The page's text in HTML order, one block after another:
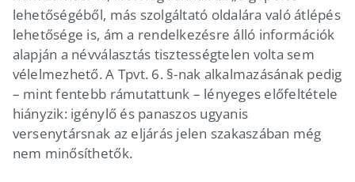
lehetőségéből, más szolgáltató oldalára való átlépés
lehetősége is, ám a rendelkezésre álló információk
alapján a névválasztás tisztességtelen volta sem
vélelmezhető. A Tpvt. 6. §-nak alkalmazásának pedig
– mint fentebb rámutattunk – lényeges előfeltétele
hiányzik: igénylő és panaszos ugyanis
versenytársnak az eljárás jelen szakaszában még
nem minősíthetők.